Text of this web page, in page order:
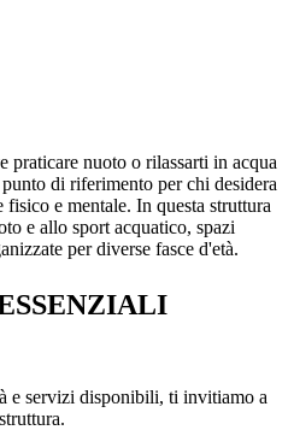
praticare nuoto o rilassarti in acqua
di riferimento per chi desidera
fisico e mentale. In questa struttura
e allo sport acquatico, spazi
per diverse fasce d'età.
e servizi disponibili, ti invitiamo a